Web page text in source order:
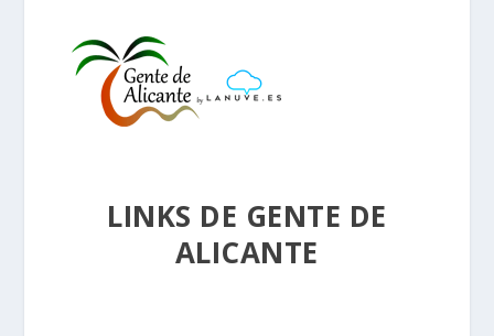
LINKS DE GENTE DE
ALICANTE